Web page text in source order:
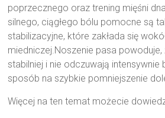
poprzecznego oraz trening mięśni
silnego, ciągłego bólu pomocne są
stabilizacyjne, które zakłada się
miedniczej.Noszenie pasa
stabilniej i nie odczuwają intensywnie
sposób na szybkie pomniejszenie
Więcej na ten temat możecie